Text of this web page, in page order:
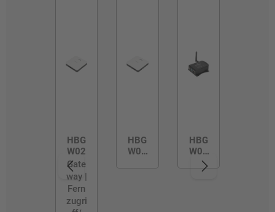
HBG
W02
Gate
way |
Fern
zugri
HBG
W02
HBG
W03
/R